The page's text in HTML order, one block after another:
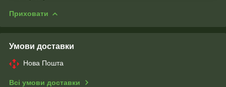
Приховати
Умови доставки
Нова Пошта
Всі умови доставки